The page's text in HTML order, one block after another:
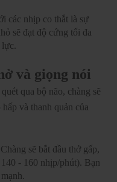
các nhịp co thắt là sự
sẽ đạt độ cứng tối đa
lực.
và giọng nói
qua bộ não, chàng sẽ
và thanh quản của
Chàng sẽ bắt đầu thở gấp,
- 160 nhịp/phút). Bạn